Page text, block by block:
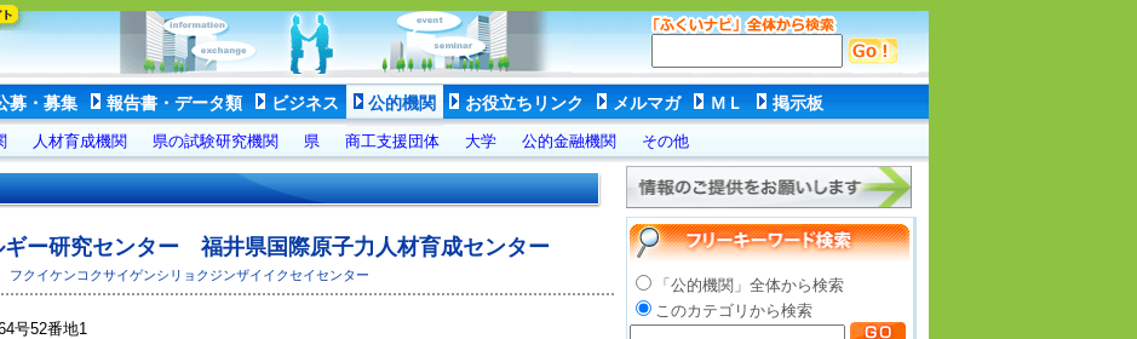
募・募集 報告書・データ類 ビジネス 公的機関 お役立ちリンク メルマガ ＭＬ 掲示板
人材育成機関 県の試験研究機関 県 商工支援団体 大学 公的金融機関 その他
ギー研究センター 福井県国際原子力人材育成センター
クイケンコクサイゲンシリョクジンザイイクセイセンター
号52番地1
「公的機関」全体から検索
このカテゴリから検索